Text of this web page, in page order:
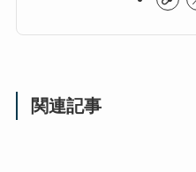
関連記事